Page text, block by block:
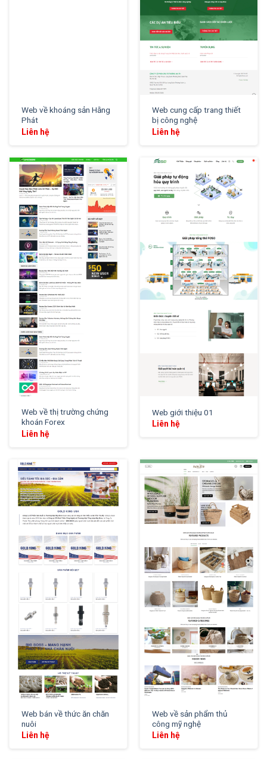
Web về khoáng sản Hằng
Phát
Liên hệ
Web cung cấp trang thiết
bị công nghệ
Liên hệ
Web về thị trường chứng
khoán Forex
Liên hệ
XEM THỬ
Web giới thiệu 01
Liên hệ
XEM THỬ
Web bán về thức ăn chăn
nuôi
Liên hệ
XEM THỬ
Web về sản phẩm thủ
công mỹ nghệ
Liên hệ
XEM THỬ